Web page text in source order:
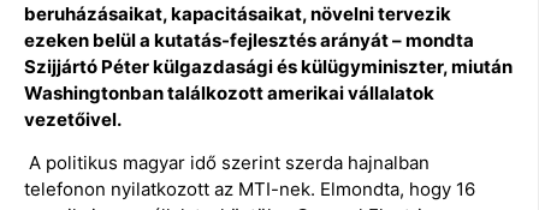
beruházásaikat, kapacitásaikat, növelni tervezik
ezeken belül a kutatás-fejlesztés arányát – mondta
Szijjártó Péter külgazdasági és külügyminiszter, miután
Washingtonban találkozott amerikai vállalatok
vezetőivel.
A politikus magyar idő szerint szerda hajnalban
telefonon nyilatkozott az MTI-nek. Elmondta, hogy 16